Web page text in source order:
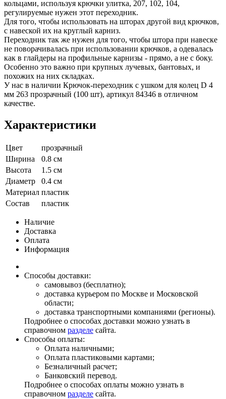
кольцами, используя крючки улитка, 207, 102, 104,
регулируемые нужен этот переходник.
Для того, чтобы использовать на шторах другой вид крючков,
с навеской их на круглый карниз.
Переходник так же нужен для того, чтобы штора при навеске
не поворачивалась при использовании крючков, а одевалась
как в глайдеры на профильные карнизы - прямо, а не с боку.
Особенно это важно при крупных лучевых, бантовых, и
похожих на них складках.
У нас в наличии Крючок-переходник с ушком для колец D 4
мм 263 прозрачный (100 шт), артикул 84346 в отличном
качестве.
Характеристики
Цвет
прозрачный
Ширина
0.8 см
Высота
1.5 см
Диаметр
0.4 см
Материал пластик
Состав
пластик
Наличие
Доставка
Оплата
Информация
Способы доставки:
самовывоз (бесплатно);
доставка курьером по Москве и Московской
области;
доставка транспортными компаниями (регионы).
Подробнее о способах доставки можно узнать в
справочном разделе сайта.
Способы оплаты:
Оплата наличными;
Оплата пластиковыми картами;
Безналичный расчет;
Банковский перевод.
Подробнее о способах оплаты можно узнать в
справочном разделе сайта.